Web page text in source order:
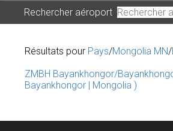
Rechercher aéroport
Résultats pour Pays/Mongolia MN/
ZMBH Bayankhongor/
Bayankhongor | Mongolia )